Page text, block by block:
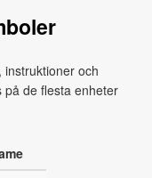
instruktioner och
på de flesta enheter